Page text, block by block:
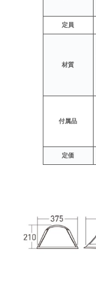
定員
材質
付属品
定価